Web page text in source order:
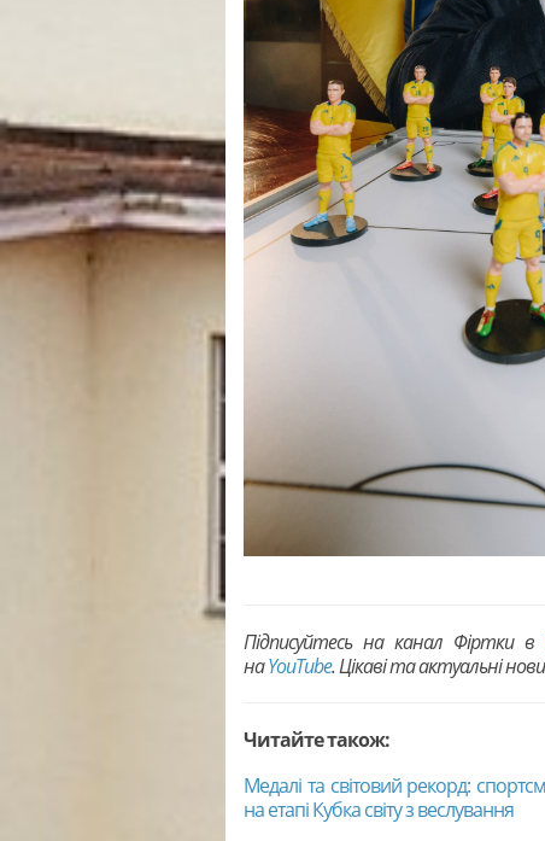
Підписуйтесь на канал Фіртки в
наYouTubе. Цікаві та актуальні
Читайте також:
Медалі та світовий рекорд:
на етапі Кубка світу з веслування